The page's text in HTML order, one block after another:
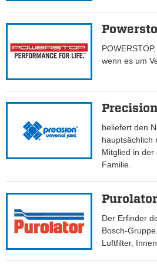
wenn es um
beliefert den
hauptsächlich
Mitglied in
Familie.
Purolator
Der Erfinder
Bosch-
Luftfilter,